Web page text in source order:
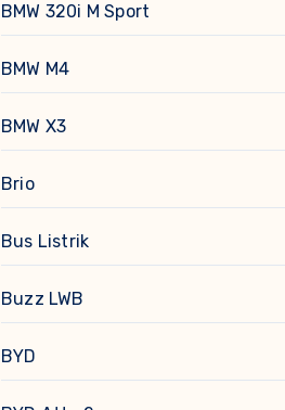
BMW 320i M Sport
BMW M4
BMW X3
Brio
Bus Listrik
Buzz LWB
BYD